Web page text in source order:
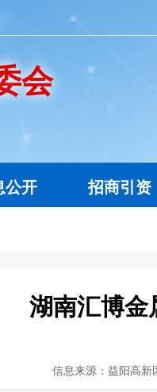
会
公开 招商引资
湖南汇博金
信息来源：益阳高新